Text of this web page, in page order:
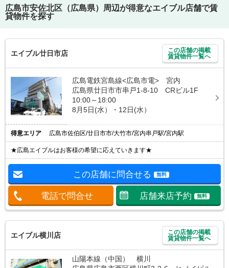
広島市安佐北区（広島県）
周辺が得意なエイブル店舗で賃
貸物件を探す
エイブル廿日市店
この店舗の掲載
賃貸物件一覧へ
広島電鉄宮島線<広島市電> 宮内
広島県廿日市市串戸1-8-10 CRビル1F
10:00～18:00
8月5日(水）・12日(水）
得意エリア 広島市佐伯区/廿日市市/大竹市/宮内串戸駅/宮内駅
★広島エイブルはお客様の希望に応えていきます★
この店舗に問合せる 無料
電話で問合せ 店舗来店予約 無料
エイブル横川店
この店舗の掲載
賃貸物件一覧へ
山陽本線（中国） 横川